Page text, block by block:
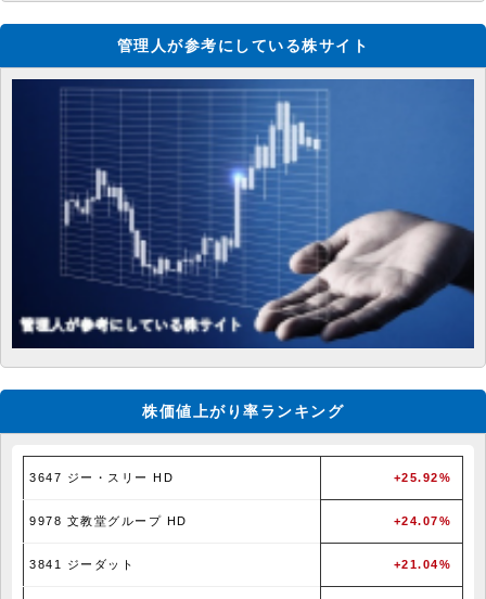
管理人が参考にしている株サイト
株価値上がり率ランキング
3647 ジー・スリー HD +25.92%
9978 文教堂グループ HD +24.07%
3841 ジーダット +21.04%